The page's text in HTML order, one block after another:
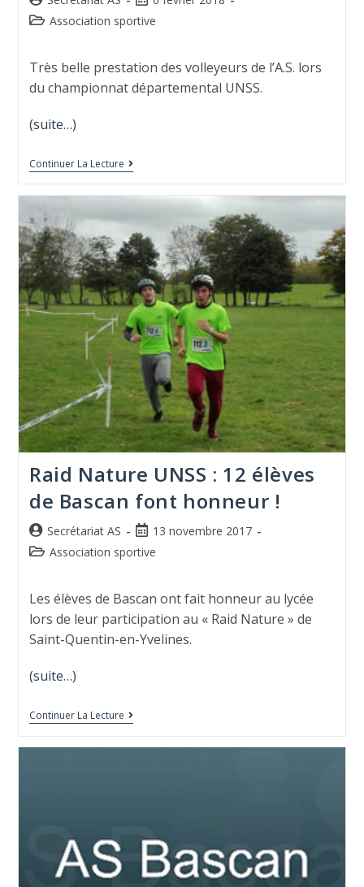
Association sportive
Très belle prestation des volleyeurs de l’A.S. lors
du championnat départemental UNSS.
(suite…)
Continuer La Lecture
Raid Nature UNSS : 12 élèves
de Bascan font honneur !
Secrétariat AS
13 novembre 2017
Association sportive
Les élèves de Bascan ont fait honneur au lycée
lors de leur participation au « Raid Nature » de
Saint-Quentin-en-Yvelines.
(suite…)
Continuer La Lecture